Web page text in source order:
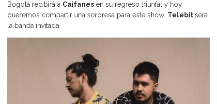
Bogotá recibirá a Caifanes en su regreso triunfal y hoy
queremos compartir una sorpresa para este show: Telebitserá
la banda invitada.